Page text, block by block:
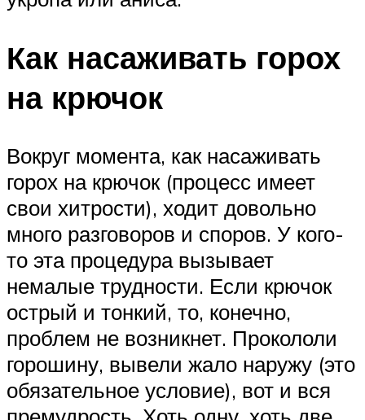
Как насаживать горох
на крючок
Вокруг момента, как насаживать
горох на крючок (процесс имеет
свои хитрости), ходит довольно
много разговоров и споров. У кого-
то эта процедура вызывает
немалые трудности. Если крючок
острый и тонкий, то, конечно,
проблем не возникнет. Прокололи
горошину, вывели жало наружу (это
обязательное условие), вот и вся